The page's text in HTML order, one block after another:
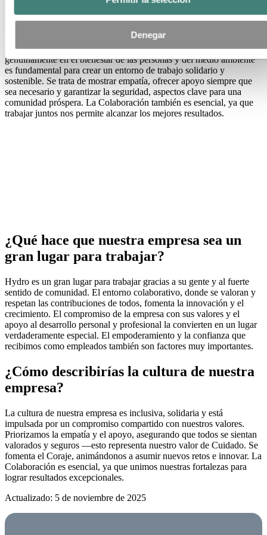
Denegar
¿Cuál de los valores de Hydro significa
más para ti y por qué?
El valor que más significa para mí es el Cuidado. Invertir
genuinamente en el bienestar de las personas y del medio ambiente
es fundamental para crear un entorno de trabajo solidario y
sostenible. Se trata de mostrar empatía, ofrecer apoyo siempre que
sea necesario y garantizar la seguridad, aspectos clave para una
comunidad próspera. La Colaboración también es esencial, ya que
trabajar juntos nos permite alcanzar los mejores resultados.
¿Qué hace que nuestra empresa sea un
gran lugar para trabajar?
Hydro es un gran lugar para trabajar gracias a su gente y al fuerte
sentido de comunidad. El entorno colaborativo, donde se valoran y
respetan las contribuciones de todos, fomenta la innovación y el
crecimiento. El compromiso de la empresa con sus valores y el
apoyo al desarrollo personal y profesional la convierten en un lugar
verdaderamente especial. El empoderamiento y la confianza que
recibimos como empleados también son factores muy importantes.
¿Cómo describirías la cultura de nuestra
empresa?
La cultura de nuestra empresa es inclusiva, solidaria y está
impulsada por un compromiso compartido con nuestros valores.
Priorizamos la empatía y el apoyo, asegurando que todos se sientan
valorados y seguros —esto representa nuestro valor de Cuidado. Se
fomenta el Coraje, animándonos a asumir nuevos retos e innovar. La
Colaboración es esencial, ya que unimos nuestras fortalezas para
lograr resultados excepcionales.
Actualizado: 5 de noviembre de 2025